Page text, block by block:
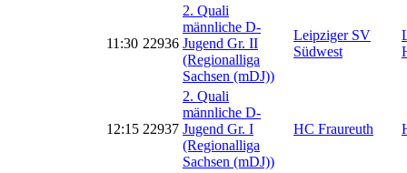
11:30 22936
2. Quali
männliche D-
Jugend Gr. II
(Regionalliga
Sachsen (mDJ))
Leipziger SV
Südwest
12:15 22937
2. Quali
männliche D-
Jugend Gr. I
(Regionalliga
Sachsen (mDJ))
HC Fraureuth